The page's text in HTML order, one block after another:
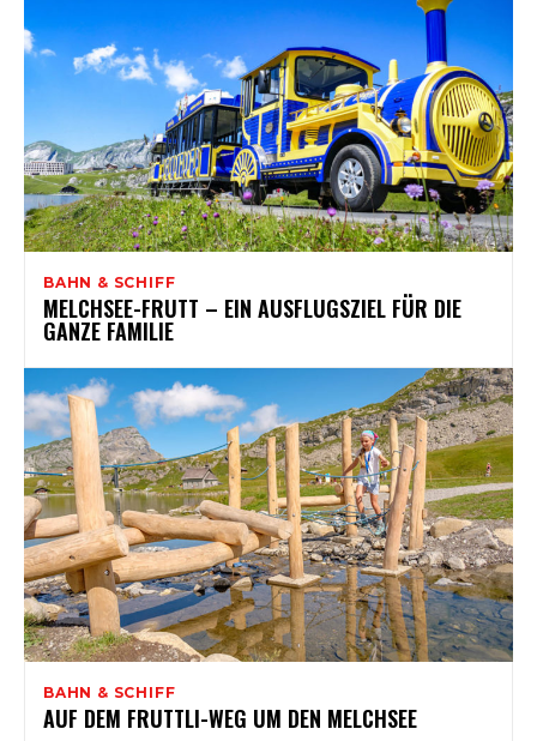
BAHN & SCHIFF
MELCHSEE-FRUTT – EIN AUSFLUGSZIEL FÜR DIE
GANZE FAMILIE
BAHN & SCHIFF
AUF DEM FRUTTLI-WEG UM DEN MELCHSEE